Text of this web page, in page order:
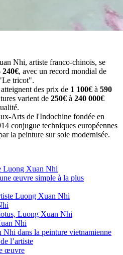
Nhi, artiste franco-chinois, se
240€, avec un record mondial de
tricot".
des prix de 1 100€ à 590
varient de 250€ à 240 000€
Arts de l'Indochine fondée en
conjugue techniques européennes
la peinture sur soie modernisée.
Luong Xuan Nhi
œuvre simple à la plus
Luong Xuan Nhi
Luong Xuan Nhi
Nhi
dans la peinture vietnamienne
l’artiste
œuvre